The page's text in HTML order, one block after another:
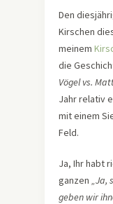
Den
Kirschen
meinem
die
Vögel vs.
Jahr relativ
mit einem
Feld.
Ja, Ihr habt
ganzen „Ja,
geben wir